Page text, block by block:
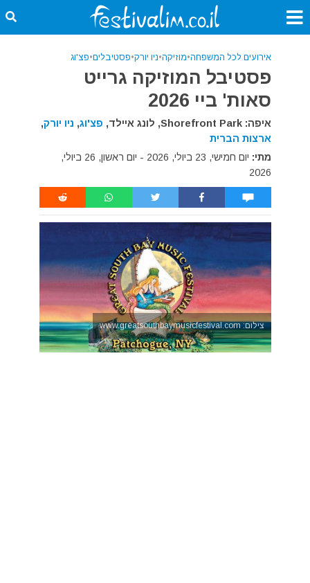
אירועים לכל המשפחה•מוזיקה•ניו יורק•פסטיבלים•פצ'וג
פסטיבל המוזיקה גרייט
סאות' ביי 2026
איפה: Shorefront Park, לונג איילד, פצ'וג, ניו יורק,
ארצות הברית
מתי:
יום חמישי, 23 ביולי, 2026 - יום ראשון, 26 ביולי,
2026
צילום: www.greatsouthbaymusicfestival.com